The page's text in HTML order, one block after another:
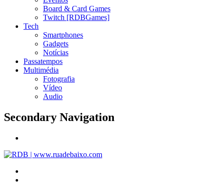
Board & Card Games
Twitch [RDBGames]
Tech
Smartphones
Gadgets
Notícias
Passatempos
Multimédia
Fotografia
Vídeo
Audio
Secondary Navigation